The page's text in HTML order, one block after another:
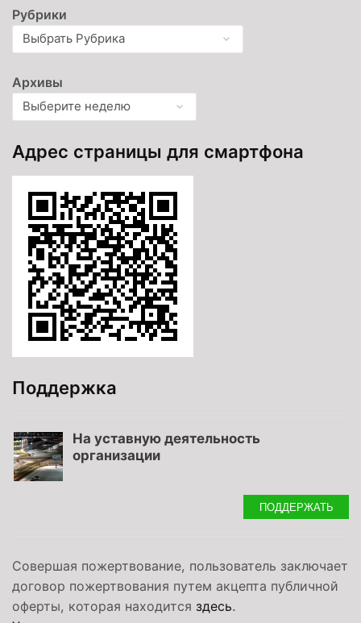
Рубрики
Архивы
Адрес страницы для смартфона
Поддержка
На уставную деятельность
организации
ПОДДЕРЖАТЬ
Совершая пожертвование, пользователь заключает
договор пожертвования путем акцепта публичной
оферты, которая находится здесь.